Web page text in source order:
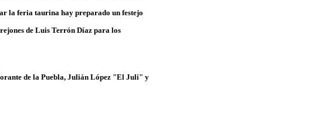
la feria taurina hay preparado un festejo
de Luis Terrón Díaz para los
de la Puebla, Julián López "El Juli" y